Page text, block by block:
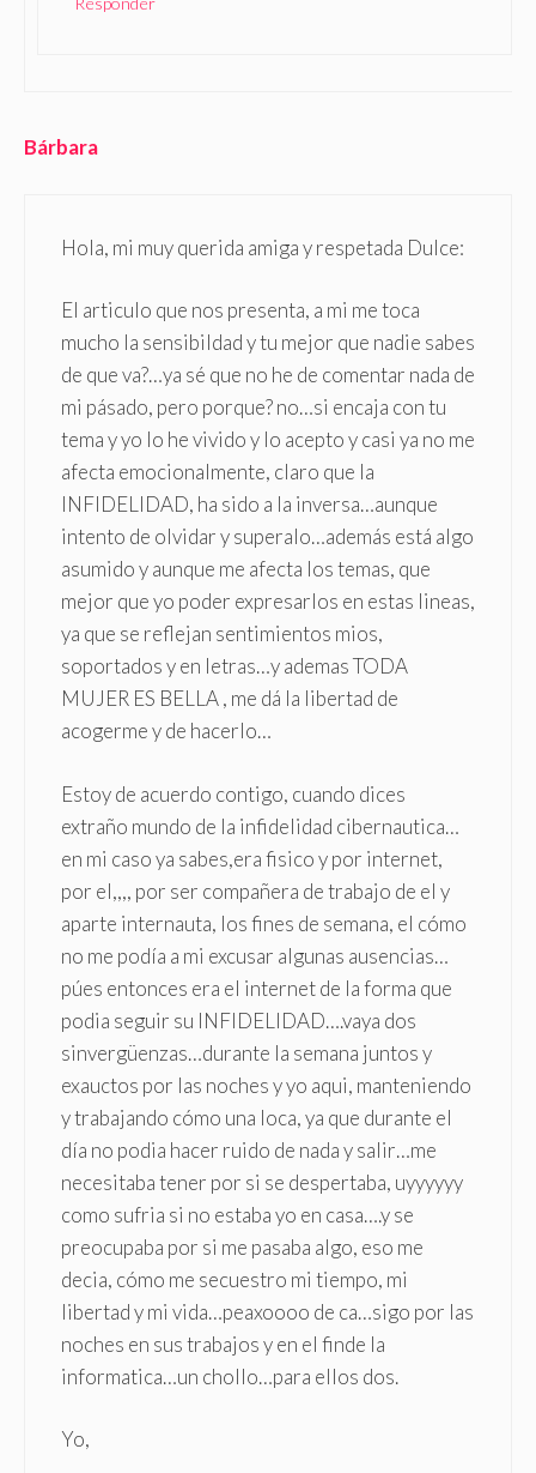
Bárbara
Hola, mi muy querida amiga y respetada Dulce:
El articulo que nos presenta, a mi me toca
mucho la sensibildad y tu mejor que nadie sabes
de que va?…ya sé que no he de comentar nada de
mi pásado, pero porque? no…si encaja con tu
tema y yo lo he vivido y lo acepto y casi ya no me
afecta emocionalmente, claro que la
INFIDELIDAD, ha sido a la inversa…aunque
intento de olvidar y superalo…además está algo
asumido y aunque me afecta los temas, que
mejor que yo poder expresarlos en estas lineas,
ya que se reflejan sentimientos mios,
soportados y en letras…y ademas TODA
MUJER ES BELLA , me dá la libertad de
acogerme y de hacerlo…
Estoy de acuerdo contigo, cuando dices
extraño mundo de la infidelidad cibernautica…
en mi caso ya sabes,era fisico y por internet,
por el,,,, por ser compañera de trabajo de el y
aparte internauta, los fines de semana, el cómo
no me podía a mi excusar algunas ausencias…
púes entonces era el internet de la forma que
podia seguir su INFIDELIDAD….vaya dos
sinvergüenzas…durante la semana juntos y
exauctos por las noches y yo aqui, manteniendo
y trabajando cómo una loca, ya que durante el
día no podia hacer ruido de nada y salir…me
necesitaba tener por si se despertaba, uyyyyyy
como sufria si no estaba yo en casa….y se
preocupaba por si me pasaba algo, eso me
decia, cómo me secuestro mi tiempo, mi
libertad y mi vida…peaxoooo de ca…sigo por las
noches en sus trabajos y en el finde la
informatica…un chollo…para ellos dos.
Yo,